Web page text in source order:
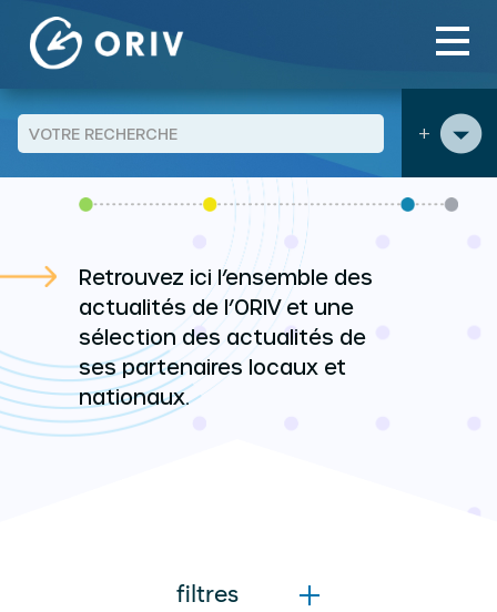
Aller au contenu
+
Evenement agenda
ACTUALITÉS
Retrouvez ici l’ensemble des
actualités de l’ORIV et une
sélection des actualités de
ses partenaires locaux et
nationaux.
filtres
Panneau de gestion des cookies